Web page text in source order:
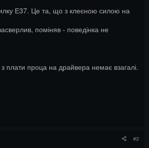
Е37. Це та, що з клеєною силою на
поміняв - поведінка не
плати проца на драйвера немає взагалі.
#2